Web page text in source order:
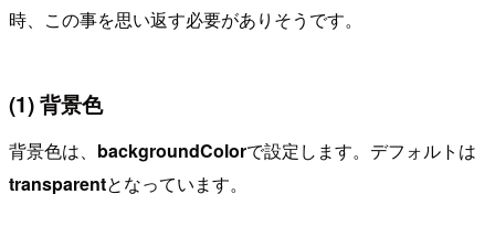
時、この事を思い返す必要がありそうです。
(1) 背景色
背景色は、 backgroundColorで設定します。デフォルトは
transparentとなっています。